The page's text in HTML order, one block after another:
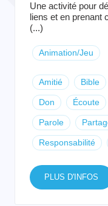
Une activité pour
liens et en prenant
(...)
Animation/Jeu
Amitié Bible
Don Écoute
Parole
Responsabilité
PLUS D'INFOS